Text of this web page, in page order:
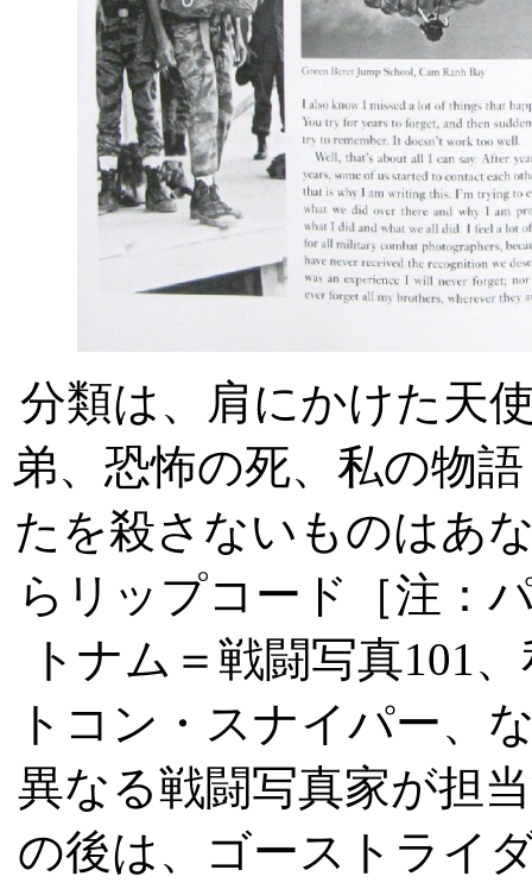
分類は、肩にかけた天
弟、恐怖の死、私の物
たを殺さないものはあ
らリップコード［注：
トナム＝戦闘写真101
トコン・スナイパー、
異なる戦闘写真家が担
の後は、ゴーストライ